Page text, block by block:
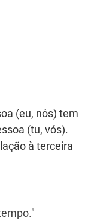
(eu, nós) tem
(tu, vós).
à terceira